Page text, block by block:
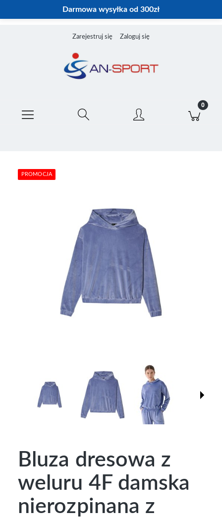
Darmowa wysyłka od 300zł
Zarejestruj się Zaloguj się
PROMOCJA
Bluza dresowa z
weluru 4F damska
nierozpinana z